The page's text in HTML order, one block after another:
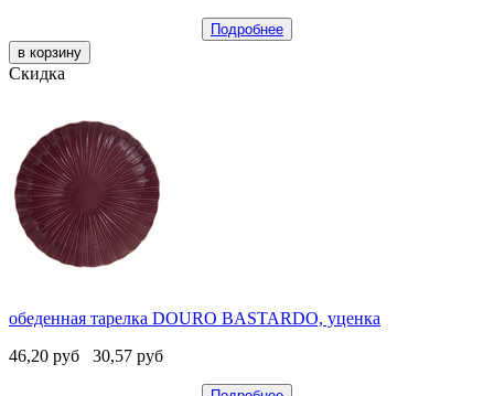
Подробнее
Скидка
обеденная тарелка DOURO BASTARDO, уценка
46,20 руб 30,57 руб